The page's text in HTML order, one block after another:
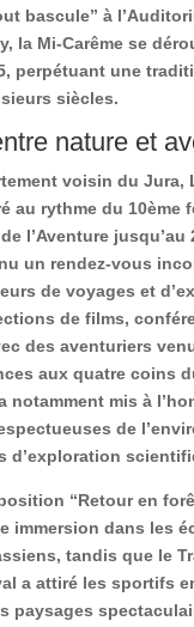
bascule” à
la Mi-Carême se
perpétuant une
siècles.
nature et
voisin du Jura,
au rythme du 10ème
l’Aventure jusqu’au
un rendez-vous
de voyages et
de films,
des aventuriers
aux quatre coins
notamment mis à
de
d’exploration
“Retour en
immersion dans les
tandis que le
a attiré les sportifs
paysages